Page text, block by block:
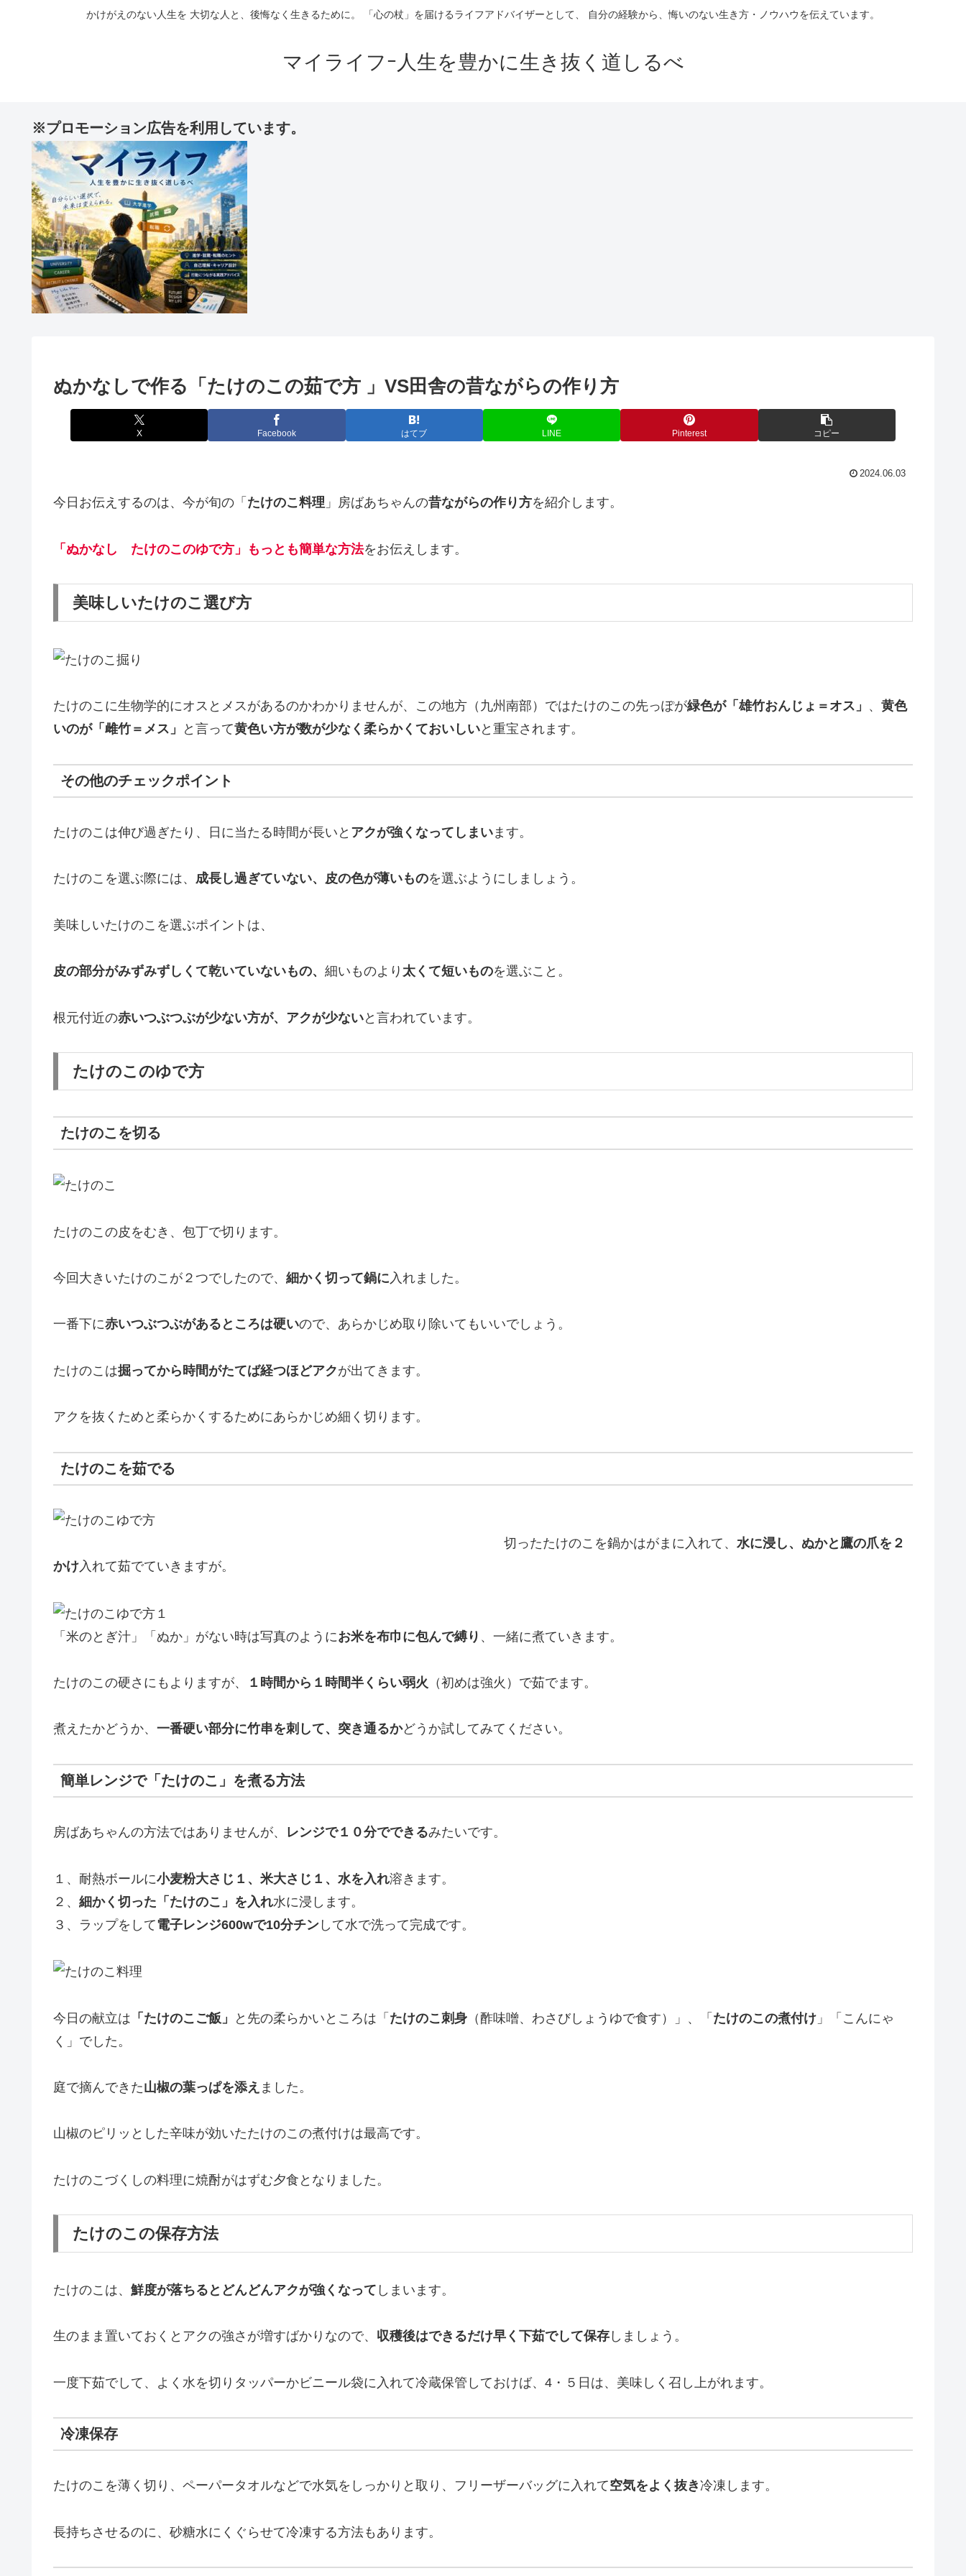
かけがえのない人生を 大切な人と、後悔なく生きるために。 「心の杖」を届けるライフアドバイザーとして、 自分の経験から、悔いのない生き方・ノウハウを伝えています。
マイライフｰ人生を豊かに生き抜く道しるべ
※プロモーション広告を利用しています。
ぬかなしで作る「たけのこの茹で方 」VS田舎の昔ながらの作り方
X Facebook はてブ LINE Pinterest コピー
2024.06.03
今日お伝えするのは、今が旬の「 たけのこ料理 」房ばあちゃんの昔ながらの作り方を紹介します。
「ぬかなし たけのこのゆで方」もっとも簡単な方法をお伝えします。
美味しいたけのこ選び方
たけのこに生物学的にオスとメスがあるのかわかりませんが、この地方（九州南部）ではたけのこの先っぽが緑色が「雄竹おんじょ＝オス」 、 黄色
いのが「雌竹＝メス」
と言って黄色い方が数が少なく柔らかくておいしいと重宝されます。
その他のチェックポイント
たけのこは伸び過ぎたり、日に当たる時間が長いと アクが強くなってしまいます。
たけのこを選ぶ際には、 成長し過ぎていない、皮の色が薄いものを選ぶようにしましょう。
美味しいたけのこを選ぶポイントは、
皮の部分がみずみずしくて乾いていないもの、 細いものより 太くて短いものを選ぶこと。
根元付近の赤いつぶつぶが少ない方が、アクが少ないと言われています。
たけのこのゆで方
たけのこを切る
たけのこの皮をむき、包丁で切ります。
今回大きいたけのこが２つでしたので、 細かく切って鍋に入れました。
一番下に赤いつぶつぶがあるところは硬いので、あらかじめ取り除いてもいいでしょう。
たけのこは掘ってから時間がたてば経つほどアクが出てきます。
アクを抜くためと柔らかくするためにあらかじめ細く切ります。
たけのこを茹でる
切ったたけのこを鍋かはがまに入れて、 水に浸し、ぬかと鷹の爪を２
かけ 入れて茹でていきますが。
「米のとぎ汁」「ぬか」がない時は写真のようにお米を布巾に包んで縛り 、一緒に煮ていきます。
たけのこの硬さにもよりますが、 １時間から１時間半くらい弱火 （初めは強火）で茹でます。
煮えたかどうか、 一番硬い部分に竹串を刺して、突き通るかどうか試してみてください。
簡単レンジで「たけのこ」を煮る方法
房ばあちゃんの方法ではありませんが、 レンジで１０分でできるみたいです。
１、耐熱ボールに小麦粉大さじ１、米大さじ１、水を入れ溶きます。
２、 細かく切った「たけのこ」を入れ水に浸します。
３、ラップをして電子レンジ600wで10分チン して水で洗って完成です。
今日の献立は 「たけのこご飯」 と先の柔らかいところは「 たけのこ刺身 （酢味噌、わさびしょうゆで食す）」、「 たけのこの煮付け 」「こんにゃ
く」でした。
庭で摘んできた山椒の葉っぱを添え ました。
山椒のピリッとした辛味が効いたたけのこの煮付けは最高です。
たけのこづくしの料理に焼酎がはずむ夕食となりました。
たけのこの保存方法
たけのこは、 鮮度が落ちるとどんどんアクが強くなって しまいます。
生のまま置いておくとアクの強さが増すばかりなので、 収穫後はできるだけ早く下茹でして保存 しましょう。
一度下茹でして、よく水を切りタッパーかビニール袋に入れて冷蔵保管しておけば、4・５日は、美味しく召し上がれます。
冷凍保存
たけのこを薄く切り、ペーパータオルなどで水気をしっかりと取り、フリーザーバッグに入れて空気をよく抜き冷凍します。
長持ちさせるのに、砂糖水にくぐらせて冷凍する方法もあります。